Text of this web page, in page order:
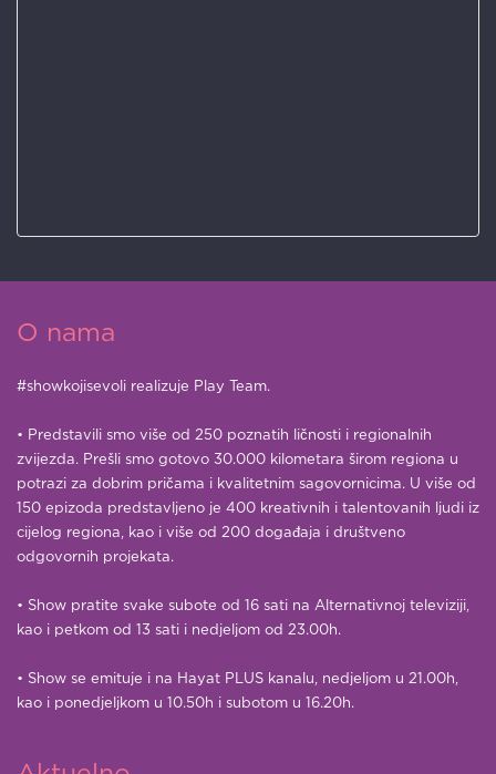
O nama
#showkojisevoli realizuje Play Team.
• Predstavili smo više od 250 poznatih ličnosti i regionalnih
zvijezda. Prešli smo gotovo 30.000 kilometara širom regiona u
potrazi za dobrim pričama i kvalitetnim sagovornicima. U više od
150 epizoda predstavljeno je 400 kreativnih i talentovanih ljudi iz
cijelog regiona, kao i više od 200 događaja i društveno
odgovornih projekata.
• Show pratite svake subote od 16 sati na Alternativnoj televiziji,
kao i petkom od 13 sati i nedjeljom od 23.00h.
• Show se emituje i na Hayat PLUS kanalu, nedjeljom u 21.00h,
kao i ponedjeljkom u 10.50h i subotom u 16.20h.